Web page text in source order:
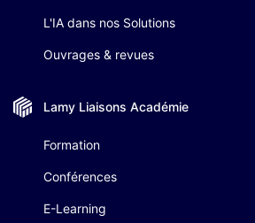
L'IA dans nos Solutions
Ouvrages & revues
Lamy Liaisons Académie
Formation
Conférences
E-Learning